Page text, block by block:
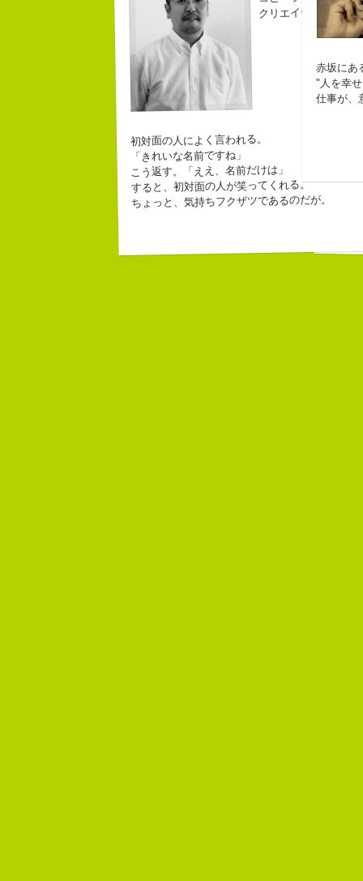
こんちゃっ保持壮太郎っていいます。
皆からは「保持壮太郎ピーナッツ」って
なぜかって言うと前にピーナッツを皆に
なぜか、皆は喜んでなかったけどね。
ピーナッツ最高！落花生なんて呼ぶなっ
バカだけどたぶんいいヤツだ。もっと
なにがしか書
幸せでとっ
クリエイティブディ
初対面の人によく言われる。
「きれいな名前ですね」
こう返す。「ええ、名前だけは」
すると、初対面の人が笑ってくれる。
ちょっと、気持ちフクザツであるのだが。
赤坂にあ
"人を幸
仕事が、